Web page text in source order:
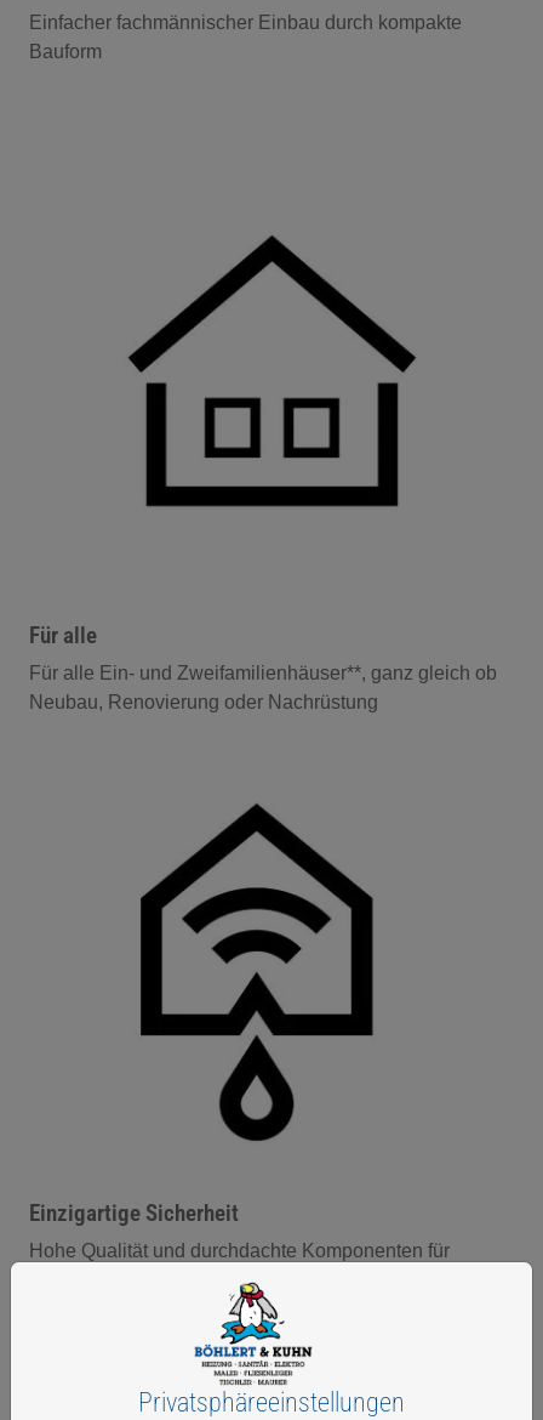
Einfacher fachmännischer Einbau durch kompakte
Bauform
Für alle
Für alle Ein- und Zweifamilienhäuser**, ganz gleich ob
Neubau, Renovierung oder Nachrüstung
Einzigartige Sicherheit
Hohe Qualität und durchdachte Komponenten für
Privatsphäre­einstellungen